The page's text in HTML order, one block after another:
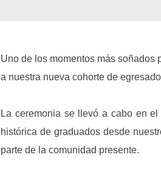
Uno de los momentos más soñados
a nuestra nueva cohorte de
La ceremonia se llevó a cabo en
histórica de graduados desde
parte de la comunidad presente.